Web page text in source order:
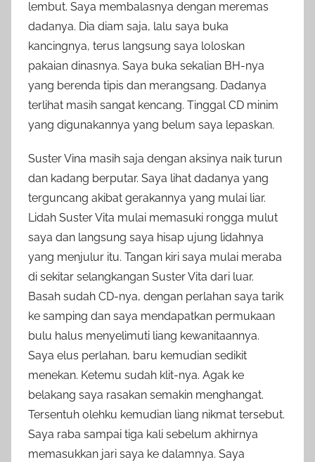
lembut. Saya membalasnya dengan meremas
dadanya. Dia diam saja, lalu saya buka
kancingnya, terus langsung saya loloskan
pakaian dinasnya. Saya buka sekalian BH-nya
yang berenda tipis dan merangsang. Dadanya
terlihat masih sangat kencang. Tinggal CD minim
yang digunakannya yang belum saya lepaskan.
Suster Vina masih saja dengan aksinya naik turun
dan kadang berputar. Saya lihat dadanya yang
terguncang akibat gerakannya yang mulai liar.
Lidah Suster Vita mulai memasuki rongga mulut
saya dan langsung saya hisap ujung lidahnya
yang menjulur itu. Tangan kiri saya mulai meraba
di sekitar selangkangan Suster Vita dari luar.
Basah sudah CD-nya, dengan perlahan saya tarik
ke samping dan saya mendapatkan permukaan
bulu halus menyelimuti liang kewanitaannya.
Saya elus perlahan, baru kemudian sedikit
menekan. Ketemu sudah klit-nya. Agak ke
belakang saya rasakan semakin menghangat.
Tersentuh olehku kemudian liang nikmat tersebut.
Saya raba sampai tiga kali sebelum akhirnya
memasukkan jari saya ke dalamnya. Saya